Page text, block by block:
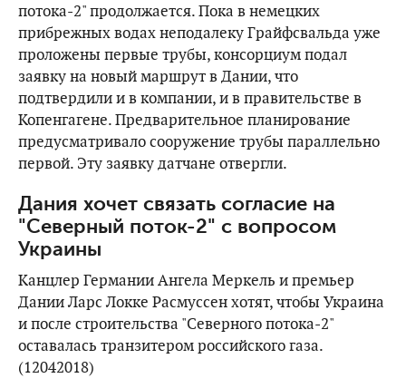
потока-2" продолжается. Пока в немецких
прибрежных водах неподалеку Грайфсвальда уже
проложены первые трубы, консорциум подал
заявку на новый маршрут в Дании, что
подтвердили и в компании, и в правительстве в
Копенгагене. Предварительное планирование
предусматривало сооружение трубы параллельно
первой. Эту заявку датчане отвергли.
Дания хочет связать согласие на
"Северный поток-2" с вопросом
Украины
Канцлер Германии Ангела Меркель и премьер
Дании Ларс Локке Расмуссен хотят, чтобы Украина
и после строительства "Северного потока-2"
оставалась транзитером российского газа.
(12042018)